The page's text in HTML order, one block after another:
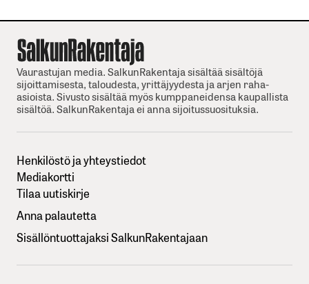
Vaurastujan media. SalkunRakentaja sisältää sisältöjä
sijoittamisesta, taloudesta, yrittäjyydesta ja arjen raha-
asioista. Sivusto sisältää myös kumppaneidensa kaupallista
sisältöä. SalkunRakentaja ei anna sijoitussuosituksia.
Henkilöstö ja yhteystiedot
Mediakortti
Tilaa uutiskirje
Anna palautetta
Sisällöntuottajaksi SalkunRakentajaan